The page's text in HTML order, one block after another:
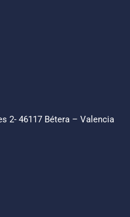
2- 46117 Bétera – Valencia